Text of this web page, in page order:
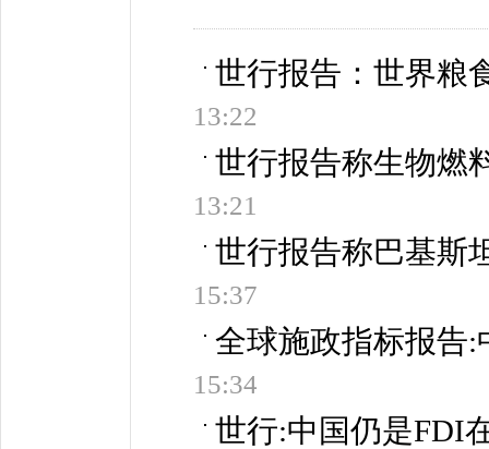
世行报告：世界粮
13:22
世行报告称生物燃
13:21
世行报告称巴基斯
15:37
全球施政指标报告
15:34
世行:中国仍是FDI